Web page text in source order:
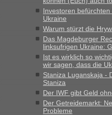
Investoren
Ukraine
Warum stürzt die
Das Magdeburger
linksufrigen Ukraine:
Ist es wirklich so
wir sagen, dass die
Staniza Luganskaja -
Staniza
Der IWF gibt Geld
Der Getreidemarkt:
Probleme